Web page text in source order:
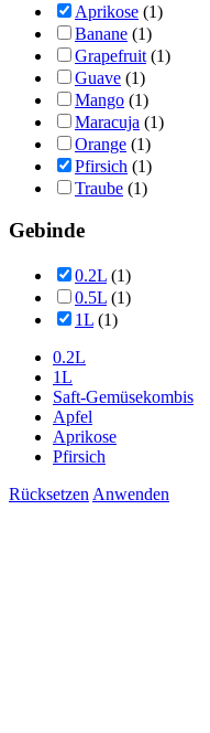
Aprikose (1)
Banane (1)
Grapefruit (1)
Guave (1)
Mango (1)
Maracuja (1)
Orange (1)
Pfirsich (1)
Traube (1)
Gebinde
0.2L (1)
0.5L (1)
1L (1)
0.2L
1L
Saft-Gemüsekombis
Apfel
Aprikose
Pfirsich
Rücksetzen Anwenden